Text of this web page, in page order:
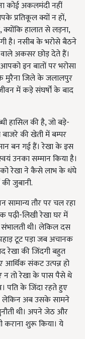
कोई अकलमंदी नहीं
प्रतिकूल क्यों न हों,
क्योंकि हालात से लड़ना,
है। नसीब के भरोसे बैठने
वाले अकसर छोड़ देते हैं।
इन बातों पर भरोसा
के मुरैना जिले के जलालपुर
में कड़े संघर्षों के बाद
हासिल की है, जो बड़े-
की खेती में बम्पर
बन गई हैं। रेखा के इस
उनका सम्मान किया है।
को रेखा ने कैसे लाभ के धंघे
जुबानी.
सामान्य तौर पर चल रहा
पढ़ी-लिखी रेखा घर में
थी। लेकिल दस
टूट पड़ा जब अचानक
रेखा की जिंदगी बहुत
संकट उत्पन्न हो
न तो रेखा के पास पैसे थे
के जिंदा रहते हुए
लेकिन अब उसके सामने
थी। अपने जेठ और
शुरू किया। ये